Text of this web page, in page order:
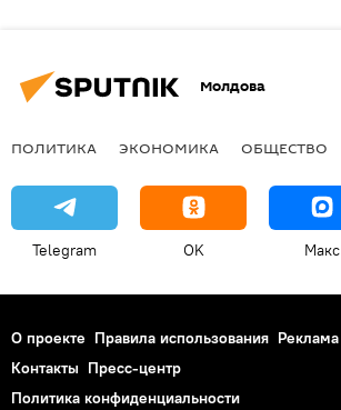
Молдова
ПОЛИТИКА ЭКОНОМИКА ОБЩЕСТВО
Telegram OK Макс
О проекте Правила использования Реклама
Контакты Пресс-центр
Политика конфиденциальности